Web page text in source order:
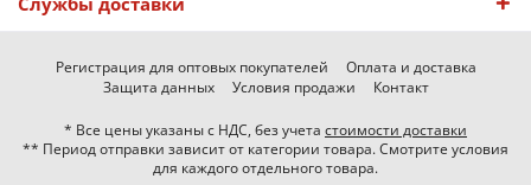
Регистрация для оптовых покупателей
Оплата и доставка
Защита данных
Условия продажи Контакт
* Все цены указаны с НДС, без учета стоимости доставки
** Период отправки зависит от категории товара. Смотрите условия
для каждого отдельного товара.